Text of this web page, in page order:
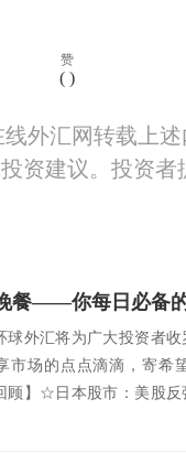
赞
( )
外汇网转载上
资建议。投资
餐——你每日必备
球外汇将为广大投资者
市场的点点滴滴，寄希
顾】☆日本股市：美股